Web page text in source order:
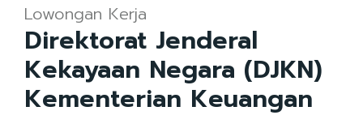
Lowongan Kerja
Direktorat Jenderal
Kekayaan Negara (DJKN)
Kementerian Keuangan